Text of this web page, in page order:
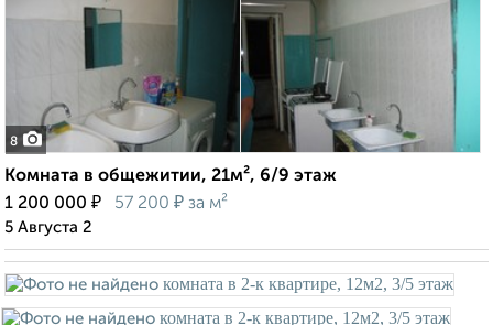
8
Комната в общежитии, 21м², 6/9 этаж
1 200 000 ₽ 57 200 ₽ за м²
5 Августа 2